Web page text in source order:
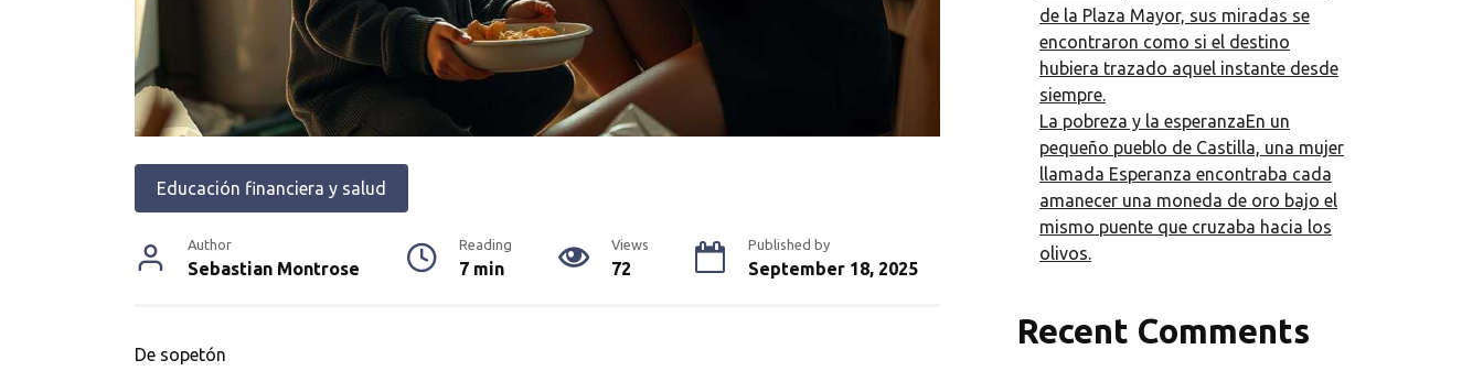
Educación financiera y salud
Author
Sebastian Montrose
Reading
7 min
Views
72
Published by
September 18, 2025
De sopetón
de la Plaza Mayor, sus miradas se
encontraron como si el destino
hubiera trazado aquel instante desde
siempre.
La pobreza y la esperanzaEn un
pequeño pueblo de Castilla, una mujer
llamada Esperanza encontraba cada
amanecer una moneda de oro bajo el
mismo puente que cruzaba hacia los
olivos.
Recent Comments